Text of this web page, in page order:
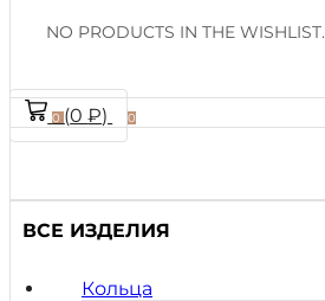
NO PRODUCTS IN THE WISHLIST.
0 (0₽) 0
ВСЕ ИЗДЕЛИЯ
Кольца